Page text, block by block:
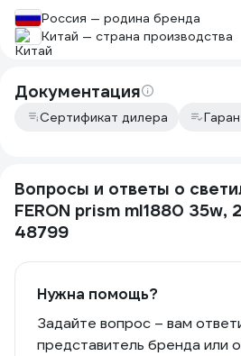
Россия — родина бренда
Китай — страна производства
Документация
Сертификат дилера
Вопросы и ответы о
FERON prism ml1880 35w,
48799
Нужна помощь?
Задайте вопрос – вам
представитель бренда или